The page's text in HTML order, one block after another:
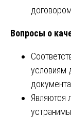
Вопросы о
условиям
Являются